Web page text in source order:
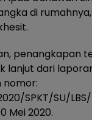
di
penangkapan
lanjut dari
nomor:
SPKT/SU/LBS/
Mei 2020.